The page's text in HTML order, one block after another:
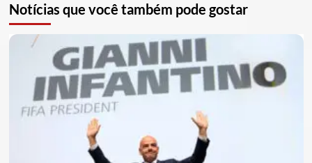
Notícias que você também pode gostar